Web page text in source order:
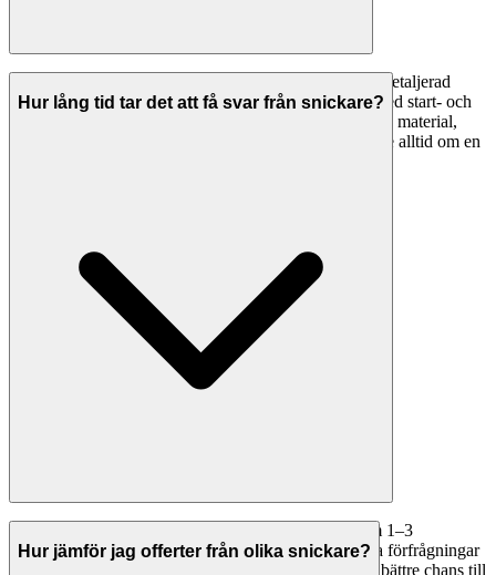
En professionell offert från en snickare ska innehålla: detaljerad
specifikation av arbetet, material som ingår, tidsplan med start- och
slutdatum, total kostnad uppdelad på arbetskostnad och material,
betalningsvillkor, garantier och eventuella förbehåll. Be alltid om en
Hur lång tid tar det att få svar från snickare?
Intresserade snickare i Västerås hör oftast av sig inom 1–3
arbetsdagar. Med Svenska Hantverkare kan du skicka förfrågningar
direkt till flera företag samtidigt — fler mottagare ger bättre chans till
Hur jämför jag offerter från olika snickare?